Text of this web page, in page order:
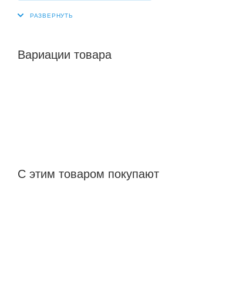
Вариации товара
С этим товаром покупают